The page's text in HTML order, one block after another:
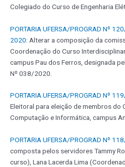
Colegiado do Curso de Engenharia
PORTARIA UFERSA/PROGRAD Nº
2020: Alterar a composição da
Coordenação do Curso
campus Pau dos Ferros, designada
Nº 038/2020.
PORTARIA UFERSA/PROGRAD Nº
Eleitoral para eleição de membros do
Computação e Informática, campus
PORTARIA UFERSA/PROGRAD Nº
composta pelos servidores Tammy
curso), Lana Lacerda Lima